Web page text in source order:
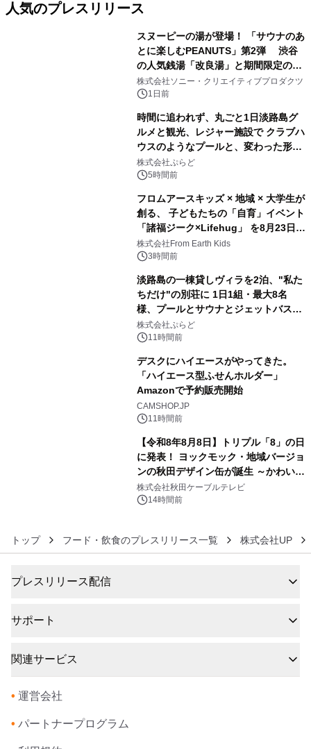
人気のプレスリリース
スヌーピーの湯が登場！ 「サウナのあ
とに楽しむPEANUTS」第2弾 渋谷
の人気銭湯「改良湯」と期間限定のコ
ラボレーション サウナイキタイコラ
ボグッズも発売決定！
株式会社ソニー・クリエイティブプロダクツ
1日前
時間に追われず、丸ごと1日淡路島グ
ルメと観光、レジャー施設で クラブハ
ウスのようなプールと、変わった形の
サウナも 「THE BOXY AWAJI」のお
得な素泊まり連泊プランで
株式会社ぷらど
5時間前
フロムアースキッズ × 地域 × 大学生が
創る、 子どもたちの「自育」イベント
「諸福ジーク×Lifehug」 を8月23日
(日)開催
株式会社From Earth Kids
3時間前
淡路島の一棟貸しヴィラを2泊、"私た
ちだけ"の別荘に 1日1組・最大8名
様、プールとサウナとジェットバス付
きで Villa Mon Temps AWAJIの連泊
素泊りプラン
株式会社ぷらど
11時間前
デスクにハイエースがやってきた。
「ハイエース型ふせんホルダー」
Amazonで予約販売開始
CAMSHOP.JP
11時間前
【令和8年8月8日】トリプル「8」の日
に発表！ ヨックモック・地域バージョ
ンの秋田デザイン缶が誕生 ～かわいい
秋田犬の子犬と秋田の四季と名所を巡
るパッケージ～ 9月1日(火)秋田県内で
株式会社秋田ケーブルテレビ
14時間前
トップ フード・飲食のプレスリリース一覧 株式会社UP
プレスリリース配信
サポート
関連サービス
• 運営会社
• パートナープログラム